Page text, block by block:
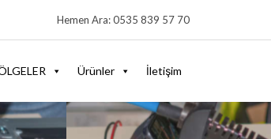
Hemen Ara: 0535 839 57 70
Ürünler İletişim